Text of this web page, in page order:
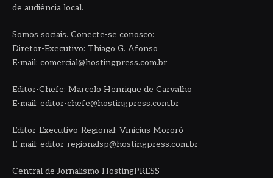
de audiência local.
Somos sociais. Conecte-se conosco:
Diretor-Executivo: Thiago G. Afonso
E-mail: comercial@hostingpress.com.br
Editor-Chefe: Marcelo Henrique de Carvalho
E-mail: editor-chefe@hostingpress.com.br
Editor-Executivo-Regional: Vinicius Mororó
E-mail: editor-regionalsp@hostingpress.com.br
Central de Jornalismo HostingPRESS